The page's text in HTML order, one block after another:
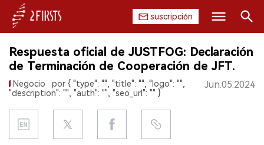
suscripción
INICIO
EMPRESA
PRODUCTO
Buscar
Respuesta oficial de JUSTFOG: Declaración
de Terminación de Cooperación de JFT.
Negocio
por { "type": "", "title": "", "logo": "",
"description": "", "auth": "", "seo_url": "" }
Jun.05.2024